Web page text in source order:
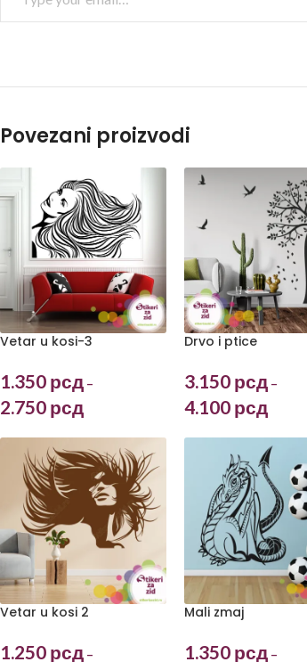
Povezani proizvodi
Vetar u kosi-3
1.350 рсд –
2.750 рсд
Drvo i ptice
3.150 рсд –
4.100 рсд
Vetar u kosi 2
1.250 рсд –
Mali zmaj
1.350 рсд –